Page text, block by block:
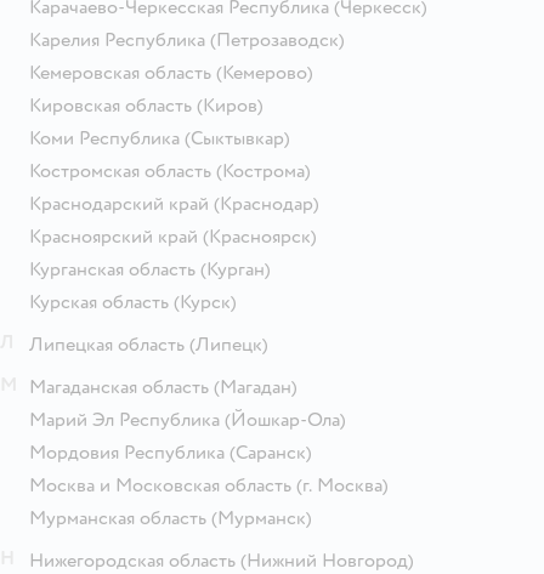
Карачаево-Черкесская Республика (Черкесск)
Карелия Республика (Петрозаводск)
Кемеровская область (Кемерово)
Кировская область (Киров)
Коми Республика (Сыктывкар)
Костромская область (Кострома)
Краснодарский край (Краснодар)
Красноярский край (Красноярск)
Курганская область (Курган)
Курская область (Курск)
Липецкая область (Липецк)
Магаданская область (Магадан)
Марий Эл Республика (Йошкар-Ола)
Мордовия Республика (Саранск)
Москва и Московская область (г. Москва)
Мурманская область (Мурманск)
Нижегородская область (Нижний Новгород)